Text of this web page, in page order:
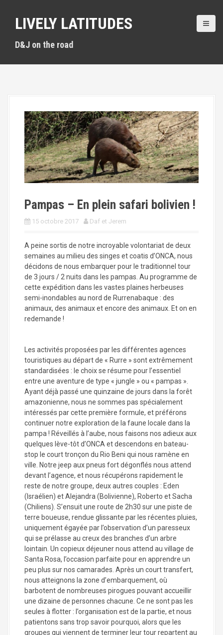
LIVELY LATITUDES
D&J on the road
Pampas – En plein safari bolivien !
15 octobre 2017 Daf et Jerem
A peine sortis de notre incroyable volontariat de deux
semaines au milieu des singes et coatis d’ONCA, nous
décidons de nous embarquer pour le traditionnel tour
de 3 jours / 2 nuits dans les pampas. Au programme de
cette expédition dans les vastes plaines herbeuses
semi-inondables au nord de Rurrenabaque : des
animaux, des animaux et encore des animaux. Et on en
redemande !
Les activités proposées par les différentes agences
touristiques au départ de « Rurre » sont extrêmement
standardisées : le choix se résume pour l’essentiel
entre une aventure de type « jungle » ou « pampas ».
Ayant déjà passé une quinzaine de jours dans la forêt
amazonienne, nous ne sommes pas spécialement
intéressés par cette première formule, et préférons
continuer notre exploration de la faune locale dans la
pampa ! Réveillés à l’aube, nous faisons nos adieux aux
quelques lève-tôt d’ONCA et descendons en bateau-
stop le court tronçon du Rio Beni qui nous ramène en
ville. Notre jeep aux pneus fort dégonflés nous attend
devant l’agence, et nous récupérons rapidement le
reste de notre groupe, deux autres couples : Eden
(Israélien) et Alejandra (Bolivienne), Roberto et Sacha
(Chiliens). S’ensuit une route de 2h30 sur une piste de
terre boueuse, rendue glissante par les récentes pluies,
uniquement égayée par l’observation d’un paresseux
qui se prélasse au creux des branches d’un arbre
lointain. Un copieux déjeuner nous attend au village de
Santa Rosa, l’occasion parfaite pour en apprendre un
peu plus sur nos camarades. Après un court transfert,
nous atteignons la zone d’embarquement, où
barbotent de nombreuses pirogues pouvant accueillir
une dizaine de personnes chacune. Ce ne sont pas les
seules à flotter : l’organisation est de la partie, et nous
patientons sans trop savoir pourquoi, alors que les
groupes qui viennent de terminer leur tour repartent au